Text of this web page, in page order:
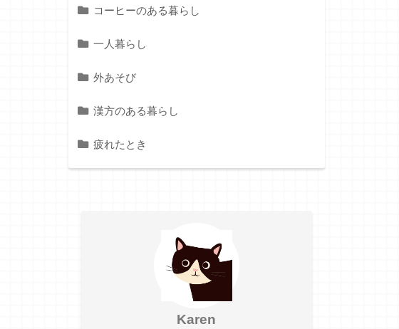
コーヒーのある暮らし
一人暮らし
外あそび
漢方のある暮らし
疲れたとき
Karen